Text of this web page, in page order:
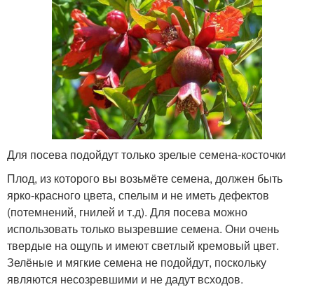
Для посева подойдут только зрелые семена-косточки
Плод, из которого вы возьмёте семена, должен быть
ярко-красного цвета, спелым и не иметь дефектов
(потемнений, гнилей и т.д). Для посева можно
использовать только вызревшие семена. Они очень
твердые на ощупь и имеют светлый кремовый цвет.
Зелёные и мягкие семена не подойдут, поскольку
являются несозревшими и не дадут всходов.